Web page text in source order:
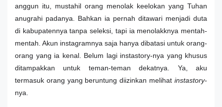
anggun itu, mustahil orang menolak keelokan yang Tuhan
anugrahi padanya. Bahkan ia pernah ditawari menjadi duta
di kabupatennya tanpa seleksi, tapi ia menolakknya mentah-
mentah. Akun instagramnya saja hanya dibatasi untuk orang-
orang yang ia kenal. Belum lagi instastory-nya yang khusus
ditampakkan untuk teman-teman dekatnya. Ya, aku
termasuk orang yang beruntung diizinkan melihat instastory-
nya.